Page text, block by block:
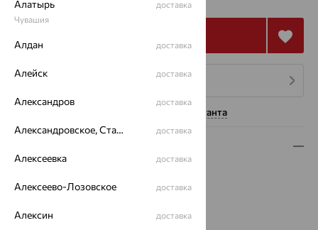
4 платежа по 14 952₽
Нужна помощь консультанта
Вес:2.66 — 2.81
Цвет металла:
Алатырь
Чувашия
доставка
Алдан доставка
Алейск доставка
Александров доставка
Александровское, Ставропольский край доставка
Алексеевка доставка
Алексеево-Лозовское доставка
Алексин доставка